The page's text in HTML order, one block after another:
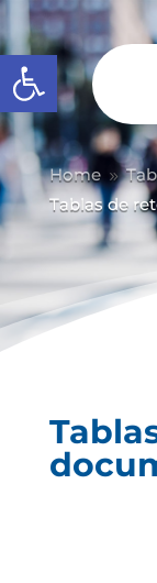
Abrir barra de
Home 9
Tablas de